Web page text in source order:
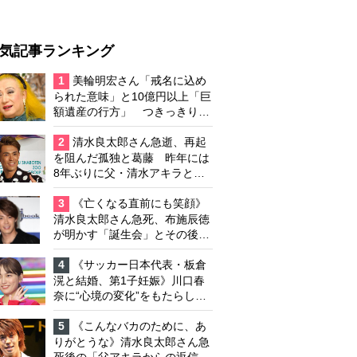
記事ランキング
1
美輪明宏さん「戒名に込め
られた意味」と10億円以上「巨
額遺産の行方」 つきっきりで
私生活をサポートしていた元俳
優が相続か
2
清水良太郎さん急逝、再起
を阻んだ孤独と葛藤 昨年には
8年ぶりに父・清水アキラと共
演、本格的な活動再開に向かっ
ていたが…周囲が懸念していた
「不安定なところ」
3
《亡くなる直前にも笑顔》
清水良太郎さん急死、布施辰徳
が明かす「誕生会」とその後の
メッセージ
4
《サッカー日本代表・板倉
滉と結婚、第1子妊娠》川口春
奈に“心境の変化”をもたらした
主演映画『ママせか』 身を削
って「がんに蝕まれる母」を演
じた壮絶な撮影現場
5
《こんなバカのために、あ
りがとうな》清水良太郎さん急